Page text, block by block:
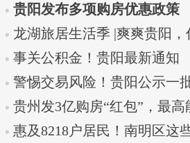
贵阳发布多项购房优惠政策
龙湖旅居生活季 |爽爽贵阳，
事关公积金！贵阳最新通知
警惕交易风险！贵阳公示一
中介机
贵州发3亿购房“红包”，最高
惠及8218户居民！南明区这